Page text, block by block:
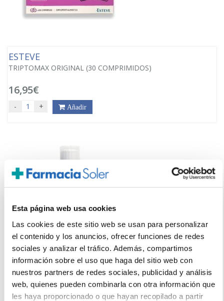
Esta página web usa cookies
Las cookies de este sitio web se usan para personalizar
el contenido y los anuncios, ofrecer funciones de redes
sociales y analizar el tráfico. Además, compartimos
información sobre el uso que haga del sitio web con
nuestros partners de redes sociales, publicidad y análisis
web, quienes pueden combinarla con otra información que
les haya proporcionado o que hayan recopilado a partir
ESTEVE
TRIPTOMAX ORIGINAL (30 COMPRIMIDOS)
16,95€
- + Añadir
EPAPLUS
ARTHICARE COLAGENO ARTICULACIONES FRUTOS ROJOS
CONCENTRADO (500ML)